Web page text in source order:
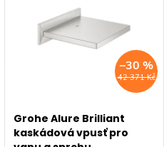
42 371 Kč
–30 %
Grohe Alure Brilliant
kaskádová vpusť pro